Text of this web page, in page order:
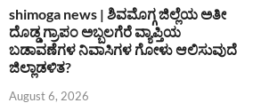
shimoga news | ಶಿವಮೊಗ್ಗ ಜಿಲ್ಲೆಯ ಅತೀ
ದೊಡ್ಡ ಗ್ರಾಪಂ ಅಬ್ಬಲಗೆರೆ ವ್ಯಾಪ್ತಿಯ
ಬಡಾವಣೆಗಳ ನಿವಾಸಿಗಳ ಗೋಳು ಆಲಿಸುವುದೆ
ಜಿಲ್ಲಾಡಳಿತ?
August 6, 2026